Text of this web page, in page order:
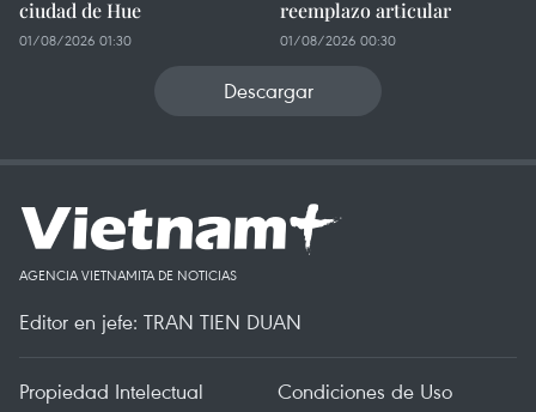
ciudad de Hue
01/08/2026 01:30
reemplazo articular
01/08/2026 00:30
Descargar
AGENCIA VIETNAMITA DE NOTICIAS
Editor en jefe: TRAN TIEN DUAN
Propiedad Intelectual
Condiciones de Uso